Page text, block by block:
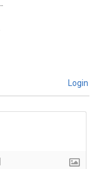
Login